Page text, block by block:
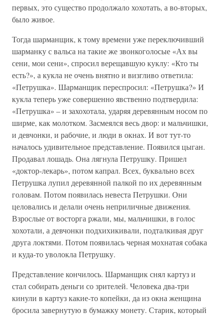
первых, это существо продолжало хохотать, а во-вторых,
было живое.
Тогда шарманщик, к тому времени уже переключивший
шарманку с вальса на такие же звонкоголосые «Ах вы
сени, мои сени», спросил верещавшую куклу: «Кто ты
есть?», а кукла не очень внятно и визгливо ответила:
«Петрушка». Шарманщик переспросил: «Петрушка?» И
кукла теперь уже совершенно явственно подтвердила:
«Петрушка» – и захохотала, ударяя деревянным носом по
ширме, как молотком. Засмеялся весь двор: и мальчишки,
и девчонки, и рабочие, и люди в окнах. И вот тут-то
началось удивительное представление. Появился цыган.
Продавал лошадь. Она лягнула Петрушку. Пришел
«доктор-лекарь», потом капрал. Всех, буквально всех
Петрушка лупил деревянной палкой по их деревянным
головам. Потом появилась невеста Петрушки. Они
целовались и делали очень неприличные движения.
Взрослые от восторга ржали, мы, мальчишки, в голос
хохотали, а девчонки подхихикивали, подталкивая друг
друга локтями. Потом появилась черная мохнатая собака
и куда-то уволокла Петрушку.
Представление кончилось. Шарманщик снял картуз и
стал собирать деньги со зрителей. Человека два-три
кинули в картуз какие-то копейки, да из окна женщина
бросила завернутую в бумажку монету. Старик, который